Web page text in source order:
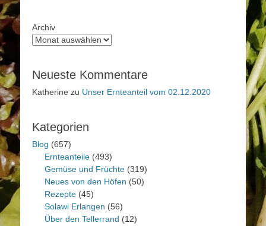
Archiv
Neueste Kommentare
Katherine zu Unser Ernteanteil vom 02.12.2020
Kategorien
Blog (657)
Ernteanteile (493)
Gemüse und Früchte (319)
Neues von den Höfen (50)
Rezepte (45)
Solawi Erlangen (56)
Über den Tellerrand (12)